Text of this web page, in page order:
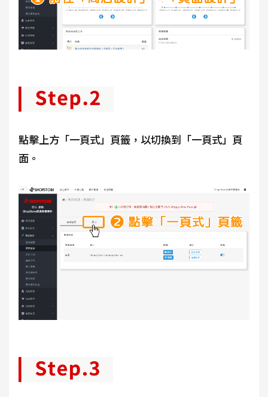
點擊上方「一頁式」頁籤，以切換到「一頁式」頁
面。